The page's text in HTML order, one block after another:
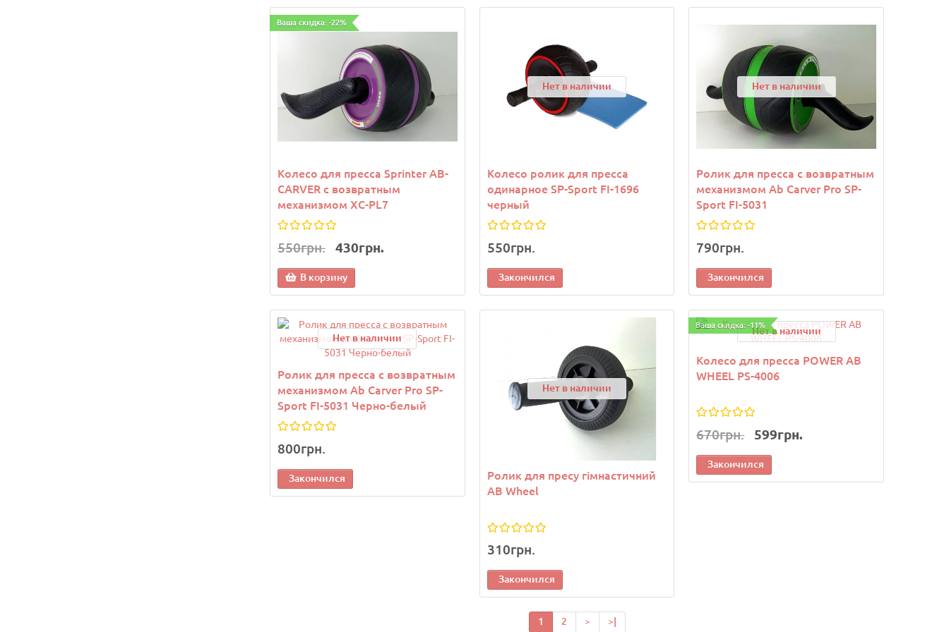
Ваша скидка: -22%
Колесо для пресса Sprinter АВ-
CARVER с возвратным
механизмом XC-PL7
550грн. 430грн.
В корзину
Нет в наличии
Колесо ролик для пресса
одинарное SP-Sport FI-1696
черный
550грн.
Закончился
Нет в наличии
Ролик для пресса с возвратным
механизмом Ab Carver Pro SP-
Sport FI-5031
790грн.
Закончился
Нет в наличии
Ролик для пресса с возвратным
механизмом Ab Carver Pro SP-
Sport FI-5031 Черно-белый
800грн.
Закончился
Нет в наличии
Ролик для пресу гімнастичний
AB Wheel
310грн.
Закончился
Ваша скидка: -11%Нет в наличии
Колесо для пресса POWER AB
WHEEL PS-4006
670грн. 599грн.
Закончился
1 2 > >|